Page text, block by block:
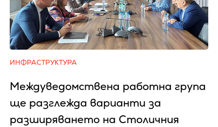
ИНФРАСТРУКТУРА
Междуведомствена работна група
ще разглежда варианти за
разширяването на Столичния